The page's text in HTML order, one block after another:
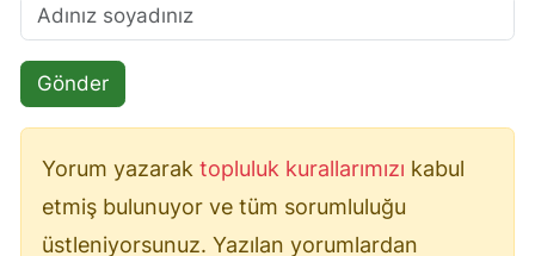
Gönder
Yorum yazarak topluluk kurallarımızı kabul
etmiş bulunuyor ve tüm sorumluluğu
üstleniyorsunuz. Yazılan yorumlardan